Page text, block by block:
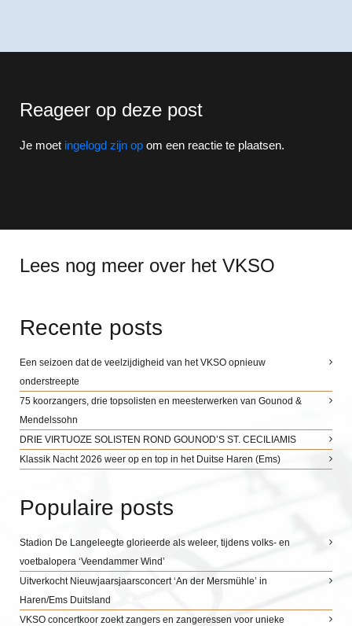
Reageer op deze post
Je moet ingelogd zijn op om een reactie te plaatsen.
Lees nog meer over het VKSO
Recente posts
Een seizoen dat de veelzijdigheid van het VKSO opnieuw
onderstreepte
75 koorzangers, drie topsolisten en meesterwerken van Gounod &
Mendelssohn
DRIE VIRTUOZE SOLISTEN ROND GOUNOD’S ST. CECILIAMIS
Klassik Nacht 2026 weer op en top in het Duitse Haren (Ems)
Populaire posts
Stadion De Langeleegte glorieerde als weleer, tijdens volks- en
voetbalopera ‘Veendammer Wind’
Uitverkocht Nieuwjaarsjaarsconcert ‘An der Mersmühle’ in
Haren/Ems Duitsland
VKSO concertkoor zoekt zangers en zangeressen voor unieke